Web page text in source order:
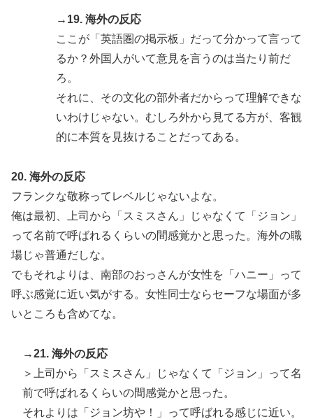
→19. 海外の反応
ここが「英語圏の掲示板」だって分かって言って
るか？外国人がいて意見を言うのは当たり前だ
ろ。
それに、その文化の部外者だからって理解できな
いわけじゃない。むしろ外から見てる方が、客観
的に本質を見抜けることだってある。
20. 海外の反応
フランクな敬称ってレベルじゃないよな。
俺は最初、上司から「スミスさん」じゃなくて「ジョン」
って名前で呼ばれるくらいの間感覚かと思った。海外の職
場じゃ普通だしな。
でもそれよりは、南部のおっさんが女性を「ハニー」って
呼ぶ感覚に近い気がする。女性同士ならセーフな場面が多
いところも含めてな。
→21. 海外の反応
＞上司から「スミスさん」じゃなくて「ジョン」って名
前で呼ばれるくらいの間感覚かと思った。
それよりは「ジョン坊や！」って呼ばれる感じに近い。